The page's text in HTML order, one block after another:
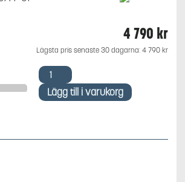
4 790 kr
Lägsta pris senaste 30 dagarna: 4 790 kr
Husqvarna
PW
350
Högtryckstvätt
Lägg till i varukorg